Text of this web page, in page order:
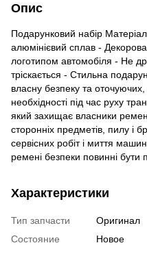
Опис
Подарунковий набір
алюмінієвий сплав -
логотипом автомобіля - Не
тріскається - Стильна
власну безпеку та
необхідності під час руху
який захищає власники
сторонніх предметів, пилу і
сервісних робіт і миття
ремені безпеки повинні бути
Характеристики
Тип запчасти
Оригинал
Состояние
Новое